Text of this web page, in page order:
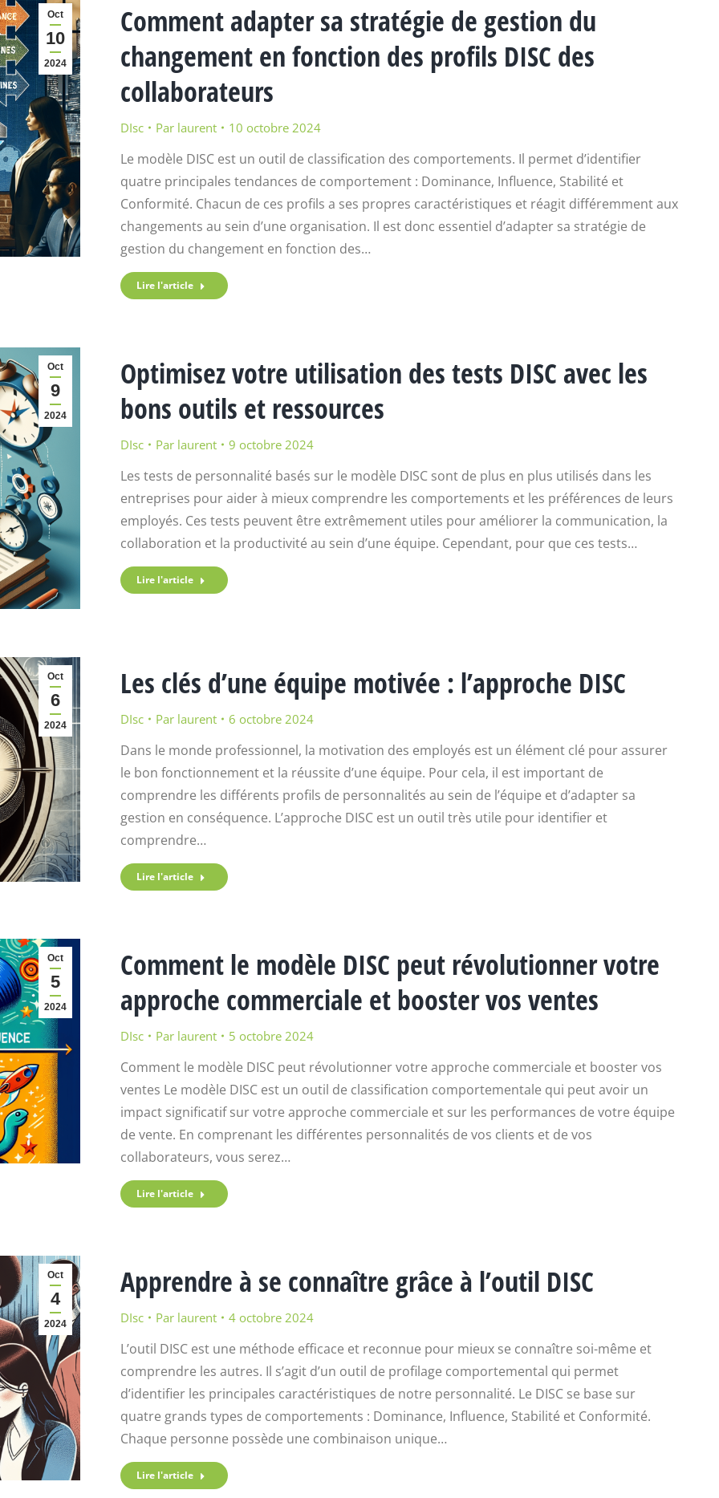
Oct
10
2024
Comment adapter sa stratégie de gestion du
changement en fonction des profils DISC des
collaborateurs
DIsc Par laurent 10 octobre 2024
Le modèle DISC est un outil de classification des comportements. Il permet d’identifier
quatre principales tendances de comportement : Dominance, Influence, Stabilité et
Conformité. Chacun de ces profils a ses propres caractéristiques et réagit différemment aux
changements au sein d’une organisation. Il est donc essentiel d’adapter sa stratégie de
gestion du changement en fonction des…
Lire l'article
Oct
9
2024
Optimisez votre utilisation des tests DISC avec les
bons outils et ressources
DIsc Par laurent 9 octobre 2024
Les tests de personnalité basés sur le modèle DISC sont de plus en plus utilisés dans les
entreprises pour aider à mieux comprendre les comportements et les préférences de leurs
employés. Ces tests peuvent être extrêmement utiles pour améliorer la communication, la
collaboration et la productivité au sein d’une équipe. Cependant, pour que ces tests…
Lire l'article
Oct
6
2024
Les clés d’une équipe motivée : l’approche DISC
DIsc Par laurent 6 octobre 2024
Dans le monde professionnel, la motivation des employés est un élément clé pour assurer
le bon fonctionnement et la réussite d’une équipe. Pour cela, il est important de
comprendre les différents profils de personnalités au sein de l’équipe et d’adapter sa
gestion en conséquence. L’approche DISC est un outil très utile pour identifier et
comprendre…
Lire l'article
Oct
5
2024
Comment le modèle DISC peut révolutionner votre
approche commerciale et booster vos ventes
DIsc Par laurent 5 octobre 2024
Comment le modèle DISC peut révolutionner votre approche commerciale et booster vos
ventes Le modèle DISC est un outil de classification comportementale qui peut avoir un
impact significatif sur votre approche commerciale et sur les performances de votre équipe
de vente. En comprenant les différentes personnalités de vos clients et de vos
collaborateurs, vous serez…
Lire l'article
Oct
4
2024
Apprendre à se connaître grâce à l’outil DISC
DIsc Par laurent 4 octobre 2024
L’outil DISC est une méthode efficace et reconnue pour mieux se connaître soi-même et
comprendre les autres. Il s’agit d’un outil de profilage comportemental qui permet
d’identifier les principales caractéristiques de notre personnalité. Le DISC se base sur
quatre grands types de comportements : Dominance, Influence, Stabilité et Conformité.
Chaque personne possède une combinaison unique…
Lire l'article